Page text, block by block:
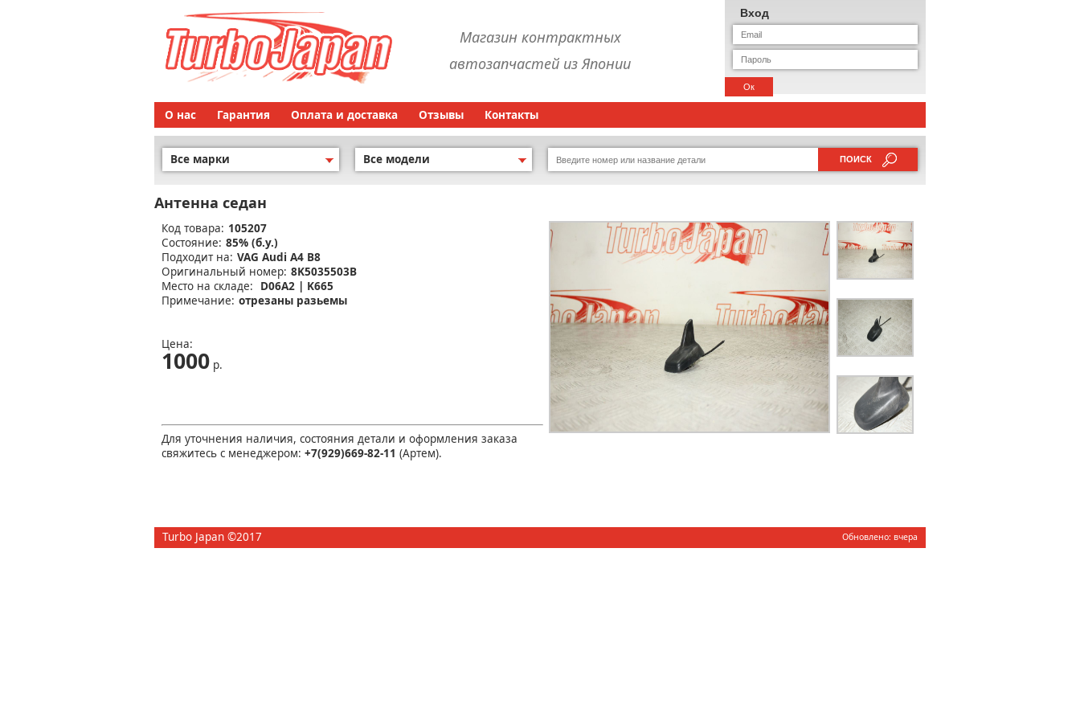
Магазин контрактных
автозапчастей из Японии
Вход
Ок
О нас Гарантия Оплата и доставка Отзывы Контакты
Все марки Все модели ПОИСК
Антенна седан
Код товара: 105207
Состояние: 85% (б.у.)
Подходит на: VAG Audi A4 B8
Оригинальный номер: 8K5035503B
Место на складе:
D06A2 | K665
Примечание: отрезаны разьемы
Цена:
1000 р.
Для уточнения наличия, состояния детали и оформления заказа
свяжитесь с менеджером: +7(929)669-82-11 (Артем).
Turbo Japan ©2017 Обновлено: вчера